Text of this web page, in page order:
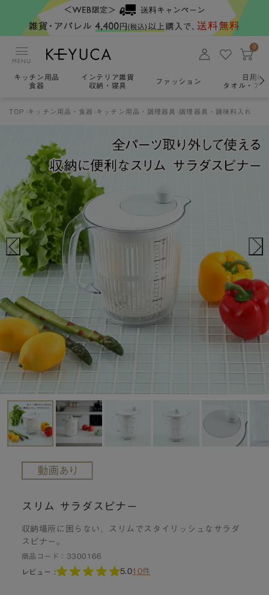
MENU
0
キッチン用品
食器
インテリア雑貨
収納・寝具
ファッション
日用雑
タオル・ア
TOP キッチン用品・食器 キッチン用品・調理器具 調理器具・調味料入れ
スリム サラダスピナー
収納場所に困らない、スリムでスタイリッシュなサラダ
スピナー。
商品コード： 3300166
レビュー : 5.010件